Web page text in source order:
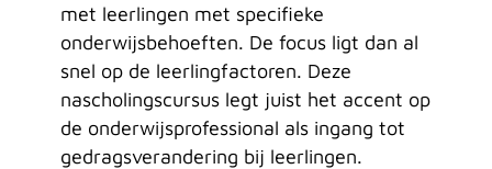
met leerlingen met specifieke
onderwijsbehoeften. De focus ligt dan al
snel op de leerlingfactoren. Deze
nascholingscursus legt juist het accent op
de onderwijsprofessional als ingang tot
gedragsverandering bij leerlingen.